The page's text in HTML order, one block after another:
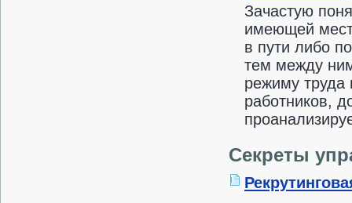
Зачастую
имеющей
в пути либо
тем между
режиму труда
работников,
Секреты